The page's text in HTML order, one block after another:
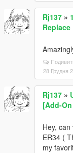
Rj137 »
Replace
28 Грудня
Rj137 »
[Add-
Hey,
ER34 (
my